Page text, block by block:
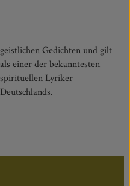
Deutschlands.